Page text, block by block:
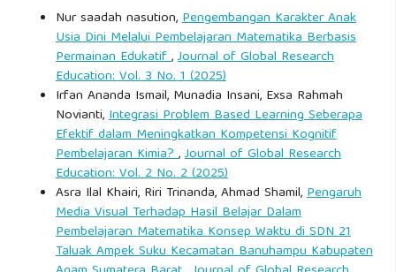
Utami, I. H., & Hasanah, A. (2019). Kompetensi Profesional
Guru dalam Penerapan Pembelajaran Tematik di SD Negeri
Maguwoharjo 1 Yogyakarta. Jurnal Pendidikan.
Widiana, E. (2024). Pengaruh Kompetensi Profesional Guru
Pendidikan Agama Islam Terhadap Hasil Belajar Siswa SD
Negeri 3 Totokaton.
http://repository.metrouniv.ac.id/id/eprint/9816/.
Yuni Mariano Manik. (2019). Meningkatkan Mutu
Nur saadah nasution,Pengembangan Karakter Anak
Usia Dini Melalui Pembelajaran Matematika Berbasis
Permainan Edukatif,Journal of Global Research
Education: Vol. 3 No. 1 (2025)
Irfan Ananda Ismail, Munadia Insani, Exsa Rahmah
Novianti,Integrasi Problem Based Learning Seberapa
Efektif dalam Meningkatkan Kompetensi Kognitif
Pembelajaran Kimia?,Journal of Global Research
Education: Vol. 2 No. 2 (2025)
Asra Ilal Khairi, Riri Trinanda, Ahmad Shamil,Pengaruh
Media Visual Terhadap Hasil Belajar Dalam
Pembelajaran Matematika Konsep Waktu di SDN 21
Taluak Ampek Suku Kecamatan Banuhampu Kabupaten